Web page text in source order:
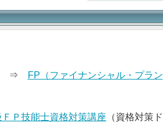
） ⇒ FP（ファイナンシャル・プラン
ＦＰ技能士資格対策講座 （資格対策ド